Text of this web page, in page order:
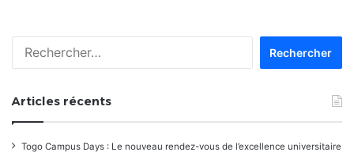
Articles récents
Togo Campus Days : Le nouveau rendez-vous de l’excellence universitaire